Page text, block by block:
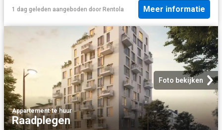
1 dag geleden aangeboden door Rentola Meer informatie
Foto bekijken
Appartement·te huur
Raadplegen